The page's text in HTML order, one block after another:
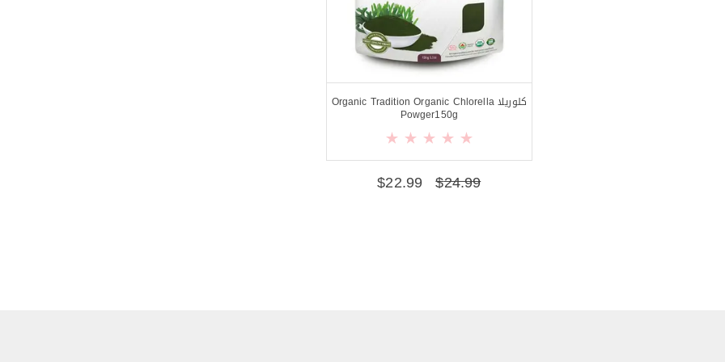
كلوريلا Organic Tradition Organic Chlorella
Powger150g
$24.99
$22.99